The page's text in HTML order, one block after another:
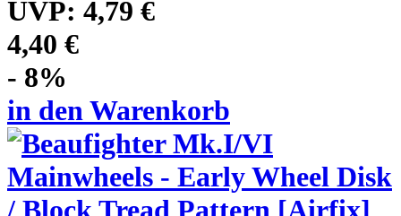
UVP: 4,79 €
4,40 €
- 8%
in den Warenkorb